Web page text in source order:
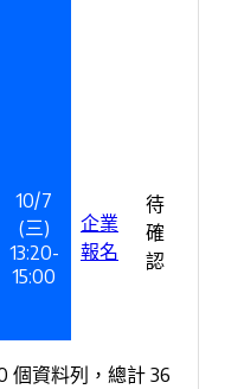
10/7
(三)
13:20-
15:00
企業
報名
待
確
認
個資料列，總計 36